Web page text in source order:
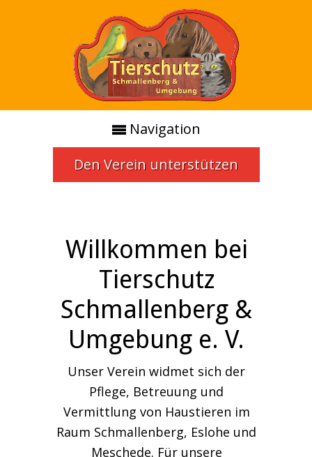
Navigation
Den Verein unterstützen
Willkommen bei
Tierschutz
Schmallenberg &
Umgebung e. V.
Unser Verein widmet sich der
Pflege, Betreuung und
Vermittlung von Haustieren im
Raum Schmallenberg, Eslohe und
Meschede. Für unsere